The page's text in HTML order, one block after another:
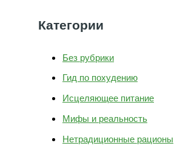
Категории
Без рубрики
Гид по похудению
Исцеляющее питание
Мифы и реальность
Нетрадиционные рационы